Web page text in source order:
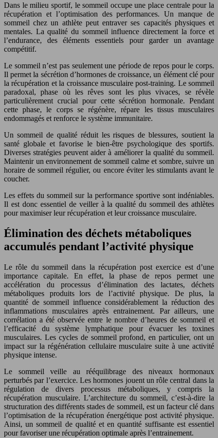
Dans le milieu sportif, le sommeil occupe une place centrale pour la
récupération et l’optimisation des performances. Un manque de
sommeil chez un athlète peut entraver ses capacités physiques et
mentales. La qualité du sommeil influence directement la force et
l’endurance, des éléments essentiels pour garder un avantage
compétitif.
Le sommeil n’est pas seulement une période de repos pour le corps.
Il permet la sécrétion d’hormones de croissance, un élément clé pour
la récupération et la croissance musculaire post-training. Le sommeil
paradoxal, phase où les rêves sont les plus vivaces, se révèle
particulièrement crucial pour cette sécrétion hormonale. Pendant
cette phase, le corps se régénère, répare les tissus musculaires
endommagés et renforce le système immunitaire.
Un sommeil de qualité réduit les risques de blessures, soutient la
santé globale et favorise le bien-être psychologique des sportifs.
Diverses stratégies peuvent aider à améliorer la qualité du sommeil.
Maintenir un environnement de sommeil calme et sombre, suivre un
horaire de sommeil régulier, ou encore éviter les stimulants avant le
coucher.
Les effets du sommeil sur la performance sportive sont indéniables.
Il est donc essentiel de veiller à la qualité du sommeil des athlètes
pour maximiser leur récupération et leur croissance musculaire.
Élimination des déchets métaboliques
accumulés pendant l’activité physique
Le rôle du sommeil dans la récupération post exercice est d’une
importance capitale. En effet, la phase de repos permet une
accélération du processus d’élimination des lactates, déchets
métaboliques produits lors de l’activité physique. De plus, la
quantité de sommeil influence considérablement la réduction des
inflammations musculaires après entrainement. Par ailleurs, une
corrélation a été observée entre le nombre d’heures de sommeil et
l’efficacité du système lymphatique pour évacuer les toxines
musculaires. Les cycles de sommeil profond, en particulier, ont un
impact sur la régénération cellulaire musculaire suite à une activité
physique intense.
Le sommeil veille au rééquilibrage des niveaux hormonaux
perturbés par l’exercice. Les hormones jouent un rôle central dans la
régulation de divers processus métaboliques, y compris la
récupération musculaire. L’architecture du sommeil, c’est-à-dire la
structuration des différents stades de sommeil, est un facteur clé dans
l’optimisation de la récupération énergétique post activité physique.
Ainsi, un sommeil de qualité et en quantité suffisante est essentiel
pour favoriser une récupération optimale après l’entrainement.